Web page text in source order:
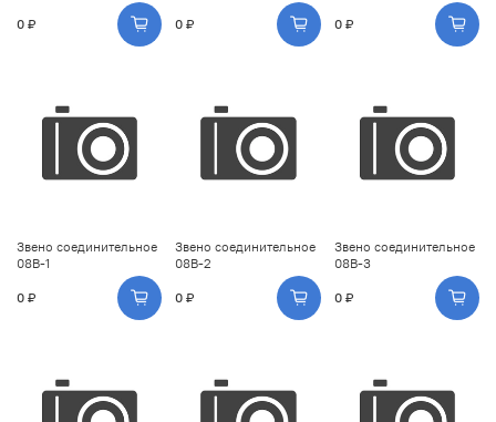
0 ₽ 0 ₽ 0 ₽
Звено соединительное
08B-1
0 ₽
Звено соединительное
08B-2
0 ₽
Звено соединительное
08B-3
0 ₽